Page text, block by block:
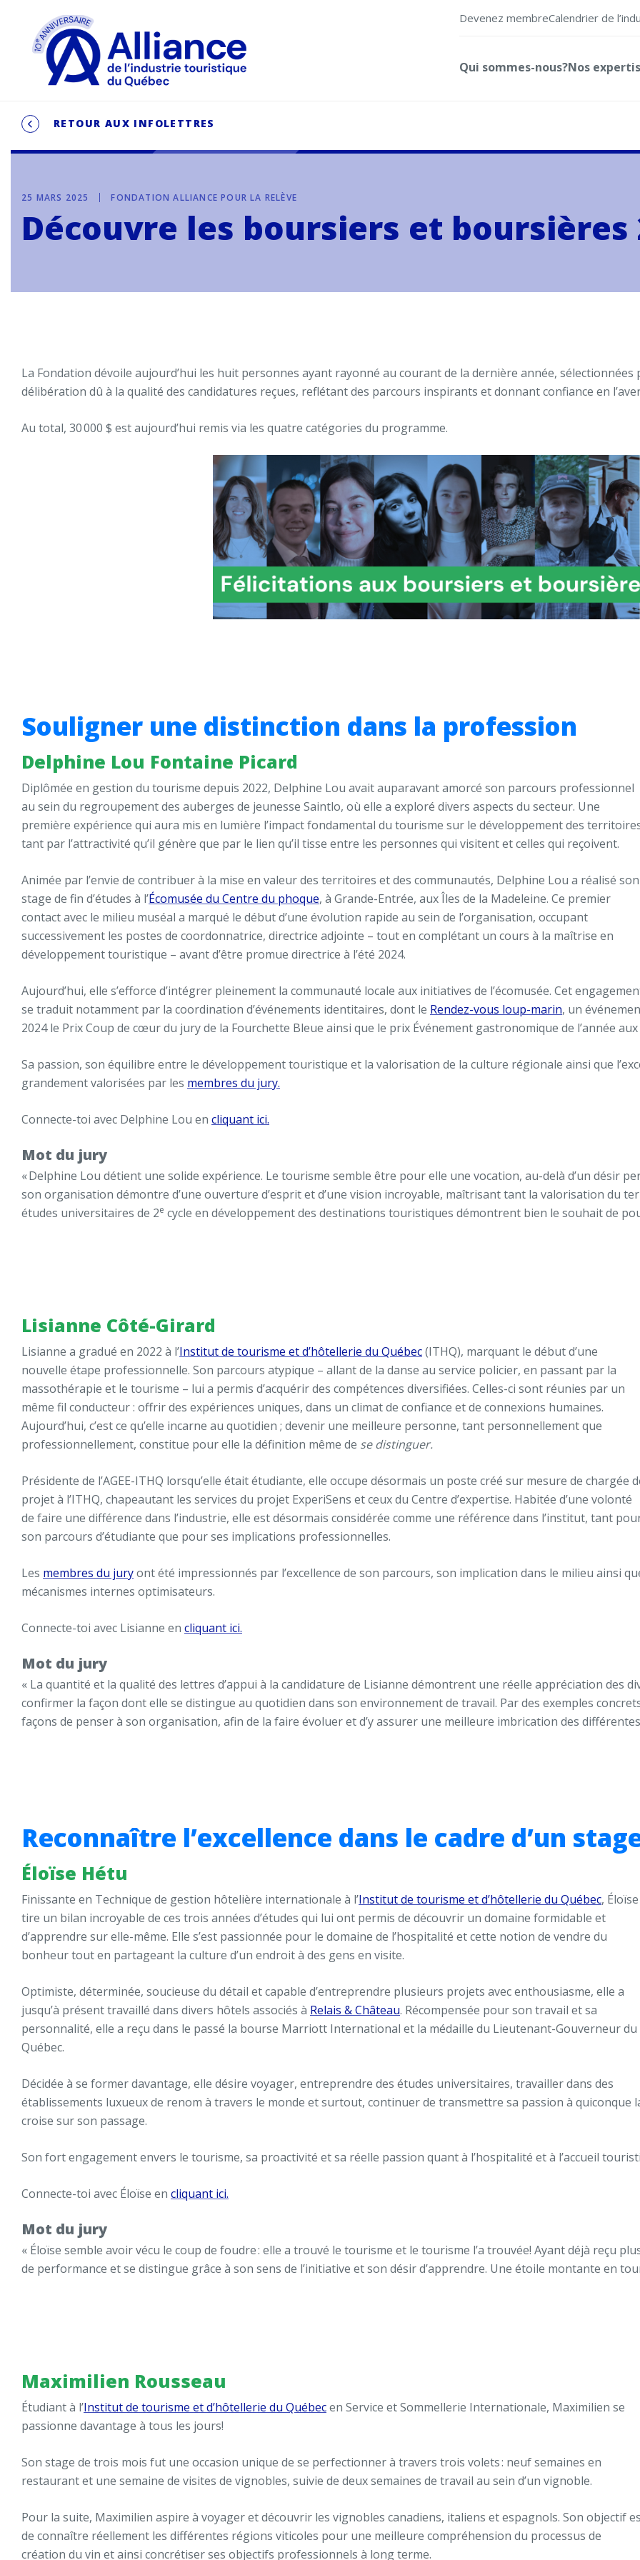
Devenez membreCalendrier de
Qui sommes-nous?Nos
RETOUR AUX INFOLETTRES
25 MARS 2025 FONDATION ALLIANCE POUR LA RELÈVE
Découvre les boursiers et boursières
La Fondation dévoile aujourd’hui les huit personnes ayant rayonné au courant de la dernière année,
délibération dû à la qualité des candidatures reçues, reflétant des parcours inspirants et donnant confiance en
Au total, 30 000 $ est aujourd’hui remis via les quatre catégories du programme.
Souligner une distinction dans la profession
Delphine Lou Fontaine Picard
Diplômée en gestion du tourisme depuis 2022, Delphine Lou avait auparavant amorcé son parcours professionnel
au sein du regroupement des auberges de jeunesse Saintlo, où elle a exploré divers aspects du secteur. Une
première expérience qui aura mis en lumière l’impact fondamental du tourisme sur le développement des
tant par l’attractivité qu’il génère que par le lien qu’il tisse entre les personnes qui visitent et celles qui reçoivent.
Animée par l’envie de contribuer à la mise en valeur des territoires et des communautés, Delphine Lou a réalisé son
stage de fin d’études à l’Écomusée du Centre du phoque, à Grande-Entrée, aux Îles de la Madeleine. Ce premier
contact avec le milieu muséal a marqué le début d’une évolution rapide au sein de l’organisation, occupant
successivement les postes de coordonnatrice, directrice adjointe – tout en complétant un cours à la maîtrise en
développement touristique – avant d’être promue directrice à l’été 2024.
Aujourd’hui, elle s’efforce d’intégrer pleinement la communauté locale aux initiatives de l’écomusée. Cet
se traduit notamment par la coordination d’événements identitaires, dont le Rendez-vous loup-marin, un
2024 le Prix Coup de cœur du jury de la Fourchette Bleue ainsi que le prix Événement gastronomique de l’année
Sa passion, son équilibre entre le développement touristique et la valorisation de la culture régionale ainsi que
grandement valorisées par les membres du jury.
Connecte-toi avec Delphine Lou en cliquant ici.
Mot du jury
« Delphine Lou détient une solide expérience. Le tourisme semble être pour elle une vocation, au-delà d’un désir
son organisation démontre d’une ouverture d’esprit et d’une vision incroyable, maîtrisant tant la valorisation du
études universitaires de 2e cycle en développement des destinations touristiques démontrent bien le souhait de
Lisianne Côté-Girard
Lisianne a gradué en 2022 à l’Institut de tourisme et d’hôtellerie du Québec(ITHQ), marquant le début d’une
nouvelle étape professionnelle. Son parcours atypique – allant de la danse au service policier, en passant par la
massothérapie et le tourisme – lui a permis d’acquérir des compétences diversifiées. Celles-ci sont réunies par un
même fil conducteur : offrir des expériences uniques, dans un climat de confiance et de connexions humaines.
Aujourd’hui, c’est ce qu’elle incarne au quotidien ; devenir une meilleure personne, tant personnellement que
professionnellement, constitue pour elle la définition même de se distinguer.
Présidente de l’AGEE-ITHQ lorsqu’elle était étudiante, elle occupe désormais un poste créé sur mesure de chargée
projet à l’ITHQ, chapeautant les services du projet ExperiSens et ceux du Centre d’expertise. Habitée d’une volonté
de faire une différence dans l’industrie, elle est désormais considérée comme une référence dans l’institut, tant
son parcours d’étudiante que pour ses implications professionnelles.
Les membres du juryont été impressionnés par l’excellence de son parcours, son implication dans le milieu ainsi
mécanismes internes optimisateurs.
Connecte-toi avec Lisianne en cliquant ici.
Mot du jury
« La quantité et la qualité des lettres d’appui à la candidature de Lisianne démontrent une réelle appréciation des
confirmer la façon dont elle se distingue au quotidien dans son environnement de travail. Par des exemples
façons de penser à son organisation, afin de la faire évoluer et d’y assurer une meilleure imbrication des
Reconnaître l’excellence dans le cadre d’un
Éloïse Hétu
Finissante en Technique de gestion hôtelière internationale à l’Institut de tourisme et d’hôtellerie du Québec, Éloïse
tire un bilan incroyable de ces trois années d’études qui lui ont permis de découvrir un domaine formidable et
d’apprendre sur elle-même. Elle s’est passionnée pour le domaine de l’hospitalité et cette notion de vendre du
bonheur tout en partageant la culture d’un endroit à des gens en visite.
Optimiste, déterminée, soucieuse du détail et capable d’entreprendre plusieurs projets avec enthousiasme, elle a
jusqu’à présent travaillé dans divers hôtels associés à Relais & Château. Récompensée pour son travail et sa
personnalité, elle a reçu dans le passé la bourse Marriott International et la médaille du Lieutenant-Gouverneur du
Québec.
Décidée à se former davantage, elle désire voyager, entreprendre des études universitaires, travailler dans des
établissements luxueux de renom à travers le monde et surtout, continuer de transmettre sa passion à quiconque
croise sur son passage.
Son fort engagement envers le tourisme, sa proactivité et sa réelle passion quant à l’hospitalité et à l’accueil
Connecte-toi avec Éloïse en cliquant ici.
Mot du jury
« Éloïse semble avoir vécu le coup de foudre : elle a trouvé le tourisme et le tourisme l’a trouvée! Ayant déjà reçu
de performance et se distingue grâce à son sens de l’initiative et son désir d’apprendre. Une étoile montante en
Maximilien Rousseau
Étudiant à l’Institut de tourisme et d’hôtellerie du Québecen Service et Sommellerie Internationale, Maximilien se
passionne davantage à tous les jours!
Son stage de trois mois fut une occasion unique de se perfectionner à travers trois volets : neuf semaines en
restaurant et une semaine de visites de vignobles, suivie de deux semaines de travail au sein d’un vignoble.
Pour la suite, Maximilien aspire à voyager et découvrir les vignobles canadiens, italiens et espagnols. Son objectif
de connaître réellement les différentes régions viticoles pour une meilleure compréhension du processus de
création du vin et ainsi concrétiser ses objectifs professionnels à long terme.